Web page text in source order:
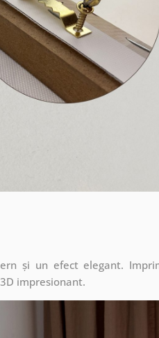
și un efect elegant.
impresionant.